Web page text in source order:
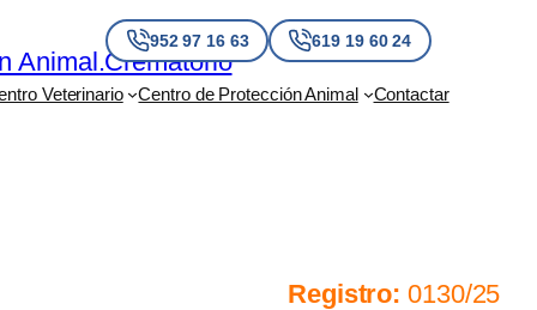
952 97 16 63 619 19 60 24
Veterinario Centro de Protección Animal Contactar
Registro: 0130/25